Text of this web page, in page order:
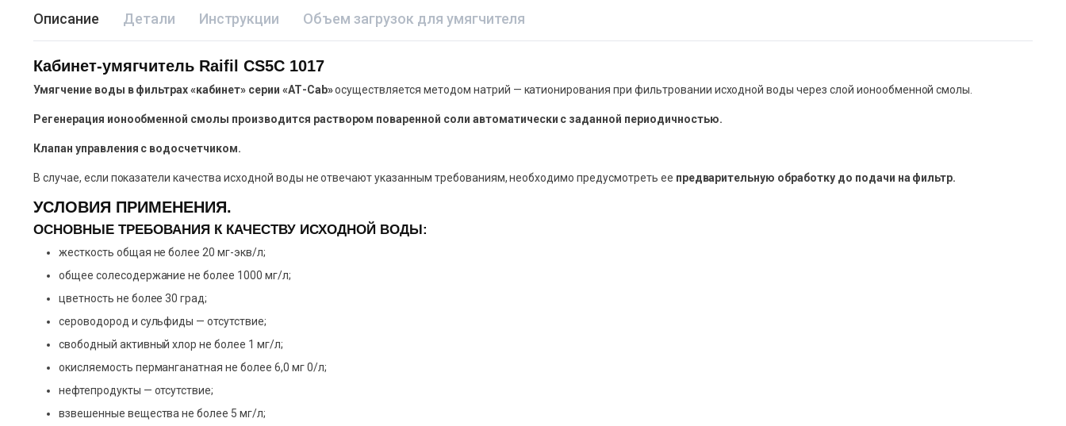
Описание Детали Инструкции Объем загрузок для умягчителя
Кабинет-умягчитель Raifil СS5C 1017
Умягчение воды в фильтрах «кабинет» серии «АТ-Cab»осуществляется методом натрий — катионирования при фильтровании исходной воды через слой ионообменной смолы.
Регенерация ионообменной смолы производится раствором поваренной соли автоматически с заданной периодичностью.
Клапан управления с водосчетчиком.
В случае, если показатели качества исходной воды не отвечают указанным требованиям, необходимо предусмотреть ее предварительную обработку до подачи на фильтр.
УСЛОВИЯ ПРИМЕНЕНИЯ.
ОСНОВНЫЕ ТРЕБОВАНИЯ К КАЧЕСТВУ ИСХОДНОЙ ВОДЫ:
жесткость общая не более 20 мг-экв/л;
общее солесодержание не более 1000 мг/л;
цветность не более 30 град;
сероводород и сульфиды — отсутствие;
свободный активный хлор не более 1 мг/л;
окисляемость перманганатная не более 6,0 мг 0/л;
нефтепродукты — отсутствие;
взвешенные вещества не более 5 мг/л;